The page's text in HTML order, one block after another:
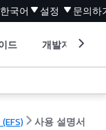
한국어 설정 문의하
드 개발자 도구
사용 설명서